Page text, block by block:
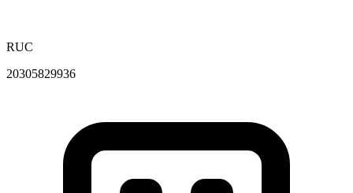
RUC
20305829936